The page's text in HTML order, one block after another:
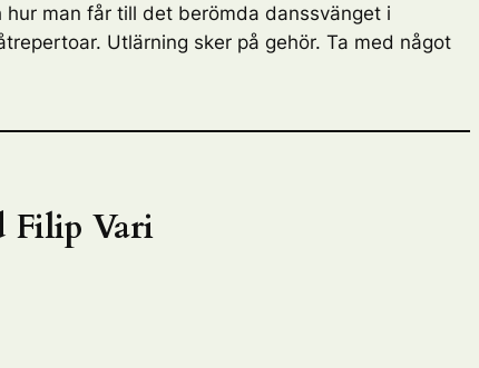
man får till det berömda danssvänget i
Utlärning sker på gehör. Ta med något
Filip Vari